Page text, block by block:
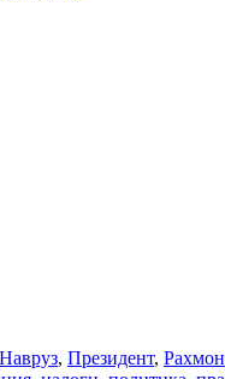
Навруз, Президент, Рахмон